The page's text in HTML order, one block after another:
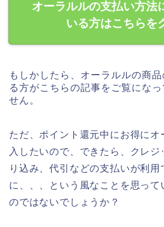
オーラルルの支払い方法
いる方はこちらを
もしかしたら、オーラルルの商
る方がこちらの記事をご覧にな
せん。
ただ、ポイント還元中にお得にオ
入したいので、できたら、クレジ
り込み、代引などの支払いが利用
に、、、という風なことを思って
のではないでしょうか？